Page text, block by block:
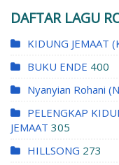
DAFTAR LAGU
KIDUNG JEMAAT
BUKU ENDE 400
Nyanyian Rohani
PELENGKAP
JEMAAT 305
HILLSONG 273